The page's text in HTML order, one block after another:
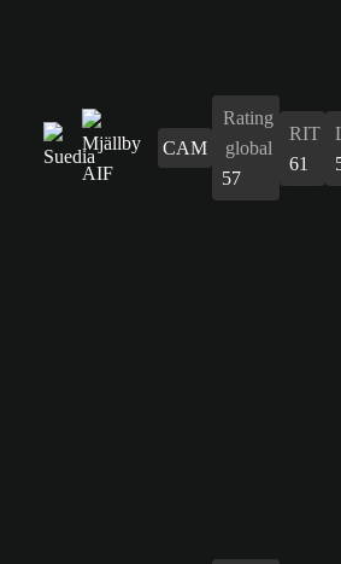
CAM
Rating
global
57
RIT
61